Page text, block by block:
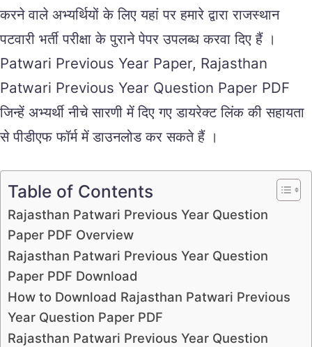
करने वाले अभ्यर्थियों के लिए यहां पर हमारे द्वारा राजस्थान
पटवारी भर्ती परीक्षा के पुराने पेपर उपलब्ध करवा दिए हैं ।
Patwari Previous Year Paper, Rajasthan
Patwari Previous Year Question Paper PDF
जिन्हें अभ्यर्थी नीचे सारणी में दिए गए डायरेक्ट लिंक की सहायता
से पीडीएफ फॉर्म में डाउनलोड कर सकते हैं ।
Table of Contents
Rajasthan Patwari Previous Year Question
Paper PDF Overview
Rajasthan Patwari Previous Year Question
Paper PDF Download
How to Download Rajasthan Patwari Previous
Year Question Paper PDF
Rajasthan Patwari Previous Year Question